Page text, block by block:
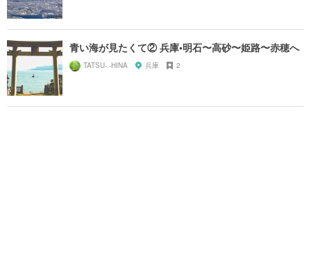
青い海が見たくて② 兵庫•明石〜高砂〜姫路〜赤穂へ
TATSU-.-HINA 兵庫 2